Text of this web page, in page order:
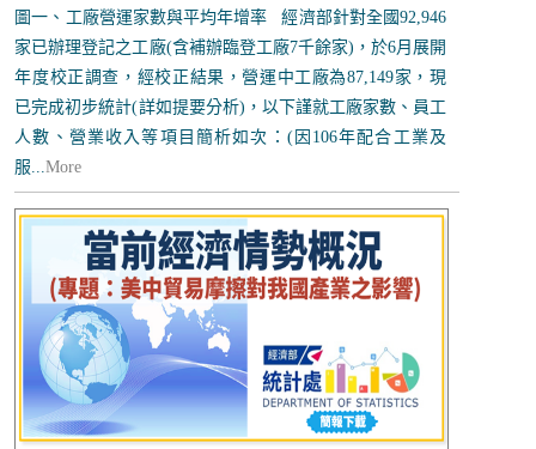
圖一、工廠營運家數與平均年增率 經濟部針對全國92,946
家已辦理登記之工廠(含補辦臨登工廠7千餘家)，於6月展開
年度校正調查，經校正結果，營運中工廠為87,149家，現
已完成初步統計(詳如提要分析)，以下謹就工廠家數、員工
人數、營業收入等項目簡析如次：(因106年配合工業及
服...More